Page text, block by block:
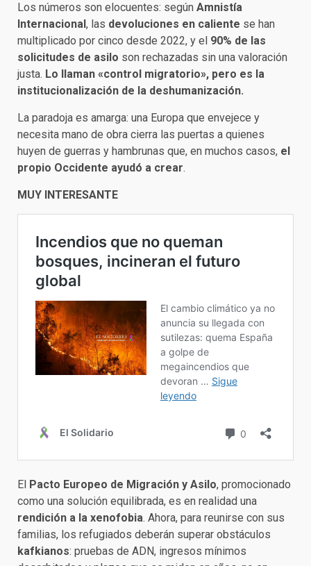
Los números son elocuentes: según Amnistía
Internacional, las devoluciones en caliente se han
multiplicado por cinco desde 2022, y el 90% de las
solicitudes de asilo son rechazadas sin una valoración
justa. Lo llaman «control migratorio», pero es la
institucionalización de la deshumanización.
La paradoja es amarga: una Europa que envejece y
necesita mano de obra cierra las puertas a quienes
huyen de guerras y hambrunas que, en muchos casos, el
propio Occidente ayudó a crear.
MUY INTERESANTE
El Pacto Europeo de Migración y Asilo, promocionado
como una solución equilibrada, es en realidad una
rendición a la xenofobia. Ahora, para reunirse con sus
familias, los refugiados deberán superar obstáculos
kafkianos: pruebas de ADN, ingresos mínimos